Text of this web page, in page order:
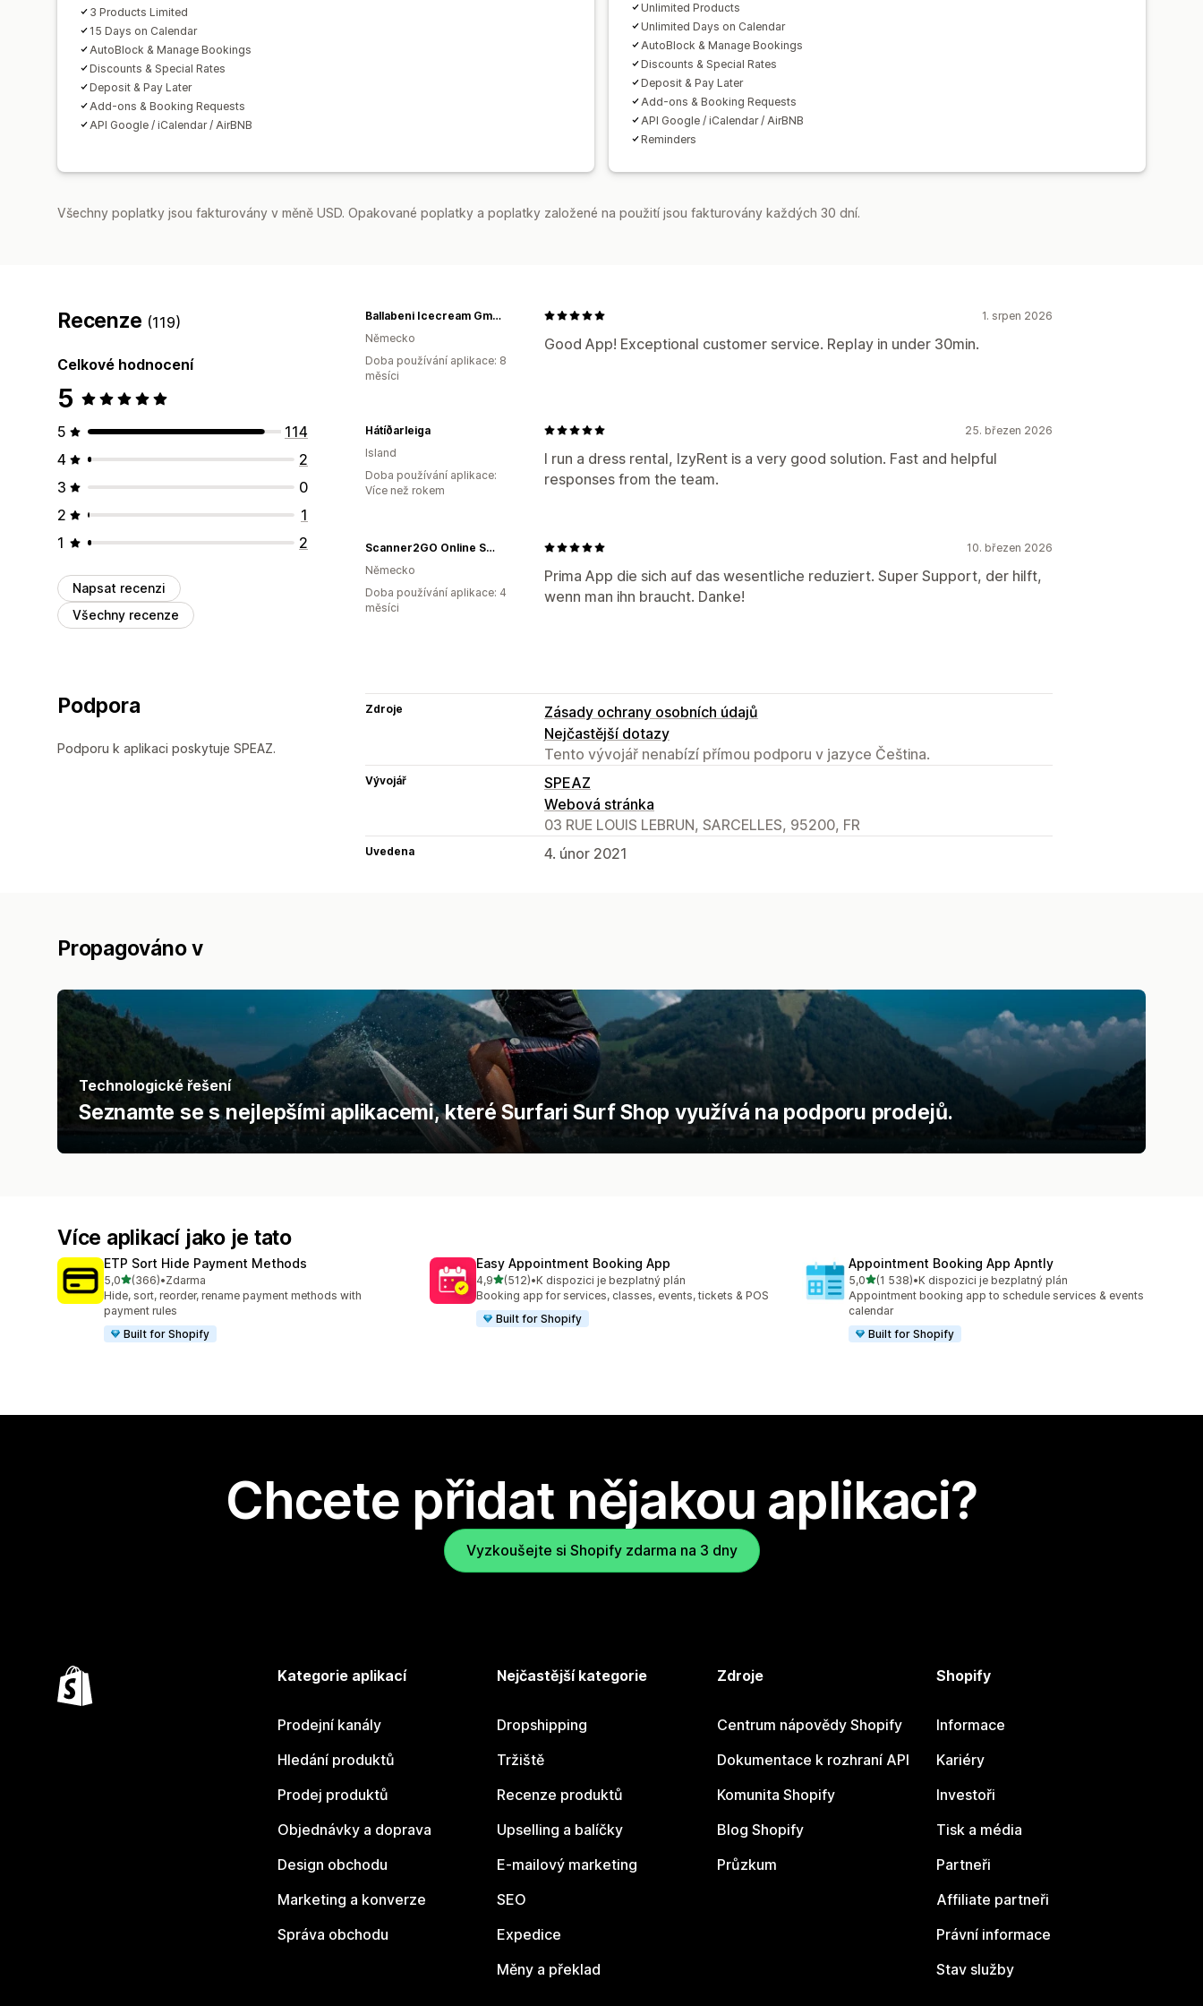
3 Products Limited
15 Days on Calendar
AutoBlock & Manage Bookings
Discounts & Special Rates
Deposit & Pay Later
Add-ons & Booking Requests
API Google / iCalendar / AirBNB
Unlimited Products
Unlimited Days on Calendar
AutoBlock & Manage Bookings
Discounts & Special Rates
Deposit & Pay Later
Add-ons & Booking Requests
API Google / iCalendar / AirBNB
Reminders
Všechny poplatky jsou fakturovány v měně USD. Opakované poplatky a poplatky založené na použití jsou fakturovány každých 30 dní.
Recenze (119)
Celkové hodnocení
5
5
114
4
2
3
0
2
1
1
2
Napsat recenzi
Všechny recenze
1. srpen 2026
Good App! Exceptional customer service. Replay in under 30min.
Ballabeni Icecream GmbH
Německo
Doba používání aplikace: 8
měsíci
25. březen 2026
I run a dress rental, IzyRent is a very good solution. Fast and helpful
responses from the team.
Hátíðarleiga
Island
Doba používání aplikace:
Více než rokem
10. březen 2026
Prima App die sich auf das wesentliche reduziert. Super Support, der hilft,
wenn man ihn braucht. Danke!
Scanner2GO Online Shop
Německo
Doba používání aplikace: 4
měsíci
Podpora
Podporu k aplikaci poskytuje SPEAZ.
Zdroje
Zásady ochrany osobních údajů
Nejčastější dotazy
Tento vývojář nenabízí přímou podporu v jazyce Čeština.
Vývojář
SPEAZ
Webová stránka
03 RUE LOUIS LEBRUN, SARCELLES, 95200, FR
Uvedena 4. únor 2021
Propagováno v
Technologické řešení
Seznamte se s nejlepšími aplikacemi, které Surfari Surf Shop využívá na podporu prodejů.
Více aplikací jako je tato
ETP Sort Hide Payment Methods
5,0z 5 hvězd
(366)
Celkový počet recenzí: 366
•Zdarma
Hide, sort, reorder, rename payment methods with
payment rules
Built for Shopify
Easy Appointment Booking App
4,9z 5 hvězd
(512)
Celkový počet recenzí: 512
•K dispozici je bezplatný plán
Booking app for services, classes, events, tickets & POS
Built for Shopify
Appointment Booking App Apntly
5,0z 5 hvězd
(1 538)
Celkový počet recenzí: 1538
•K dispozici je bezplatný plán
Appointment booking app to schedule services & events
calendar
Built for Shopify
Chcete přidat nějakou aplikaci?
Vyzkoušejte si Shopify zdarma na 3 dny
Kategorie aplikací
Prodejní kanály
Hledání produktů
Prodej produktů
Objednávky a doprava
Design obchodu
Marketing a konverze
Správa obchodu
Nejčastější kategorie
Dropshipping
Tržiště
Recenze produktů
Upselling a balíčky
E-mailový marketing
SEO
Expedice
Měny a překlad
Zdroje
Centrum nápovědy Shopify
Dokumentace k rozhraní API
Komunita Shopify
Blog Shopify
Průzkum
Shopify
Informace
Kariéry
Investoři
Tisk a média
Partneři
Affiliate partneři
Právní informace
Stav služby